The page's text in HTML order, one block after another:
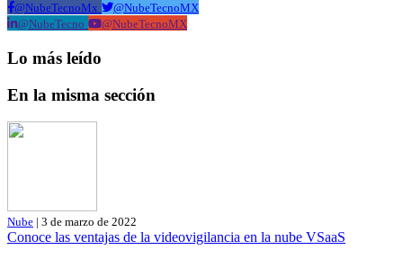
@NubeTecnoMx
@NubeTecnoMX
@NubeTecno
@NubeTecnoMX
Lo más leído
En la misma sección
Nube | 3 de marzo de 2022
Conoce las ventajas de la videovigilancia en la nube VSaaS